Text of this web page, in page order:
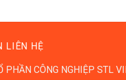
LIÊN HỆ
PHẦN CÔNG NGHIỆP STL